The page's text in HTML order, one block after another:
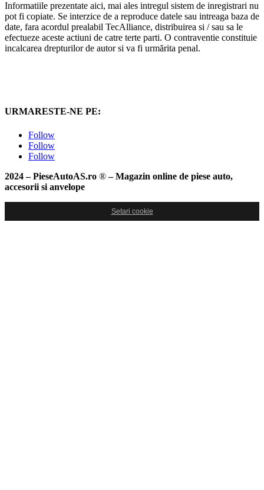
Informatiile prezentate aici, mai ales intregul sistem de inregistrari nu
pot fi copiate. Se interzice de a reproduce datele sau intreaga baza de
date, fara acordul prealabil TecAlliance, distribuirea si / sau sa le
efectueze aceste actiuni de catre terte parti. O contraventie constituie
incalcarea drepturilor de autor si va fi urmărita penal.
URMARESTE-NE PE:
Follow
Follow
Follow
2024 – PieseAutoAS.ro ®– Magazin online de piese auto,
accesorii si anvelope
Setari cookie